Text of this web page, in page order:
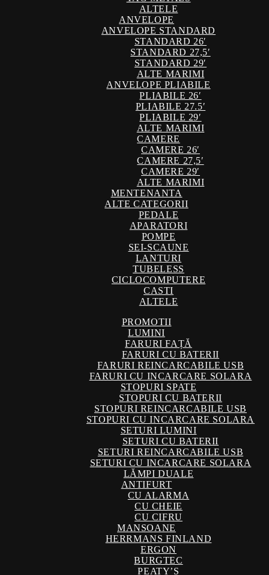
ALTELE
ANVELOPE
ANVELOPE STANDARD
STANDARD 26′
STANDARD 27,5′
STANDARD 29′
ALTE MARIMI
ANVELOPE PLIABILE
PLIABILE 26′
PLIABILE 27.5′
PLIABILE 29′
ALTE MARIMI
CAMERE
CAMERE 26′
CAMERE 27,5′
CAMERE 29′
ALTE MARIMI
MENTENANTA
ALTE CATEGORII
PEDALE
APARATORI
POMPE
SEI-SCAUNE
LANTURI
TUBELESS
CICLOCOMPUTERE
CASTI
ALTELE
PROMOTII
LUMINI
FARURI FAȚĂ
FARURI CU BATERII
FARURI REINCARCABILE USB
FARURI CU INCARCARE SOLARA
STOPURI SPATE
STOPURI CU BATERII
STOPURI REINCARCABILE USB
STOPURI CU INCARCARE SOLARA
SETURI LUMINI
SETURI CU BATERII
SETURI REINCARCABILE USB
SETURI CU INCARCARE SOLARA
LĂMPI DUALE
ANTIFURT
CU ALARMA
CU CHEIE
CU CIFRU
MANSOANE
HERRMANS FINLAND
ERGON
BURGTEC
PEATY’S